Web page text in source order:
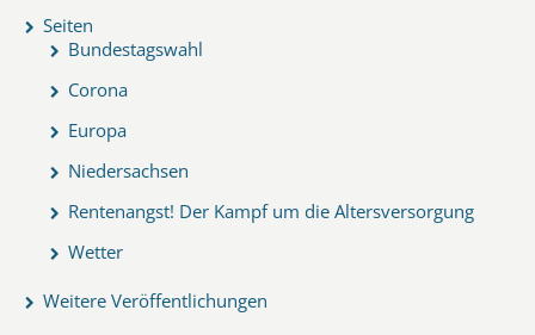
Seiten
Bundestagswahl
Corona
Europa
Niedersachsen
Rentenangst! Der Kampf um die Altersversorgung
Wetter
Weitere Veröffentlichungen